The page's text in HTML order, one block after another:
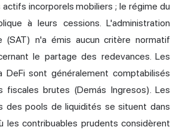
incorporels mobiliers ; le régime du
à leurs cessions. L'administration
(SAT) n'a émis aucun critère normatif
le partage des redevances. Les
DeFi sont généralement comptabilisés
fiscales brutes (Demás Ingresos). Les
des pools de liquidités se situent dans
les contribuables prudents considèrent